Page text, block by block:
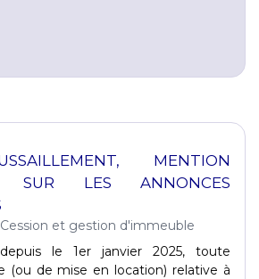
MENTION
SUR LES ANNONCES
Cession et gestion d'immeuble
le 1er janvier 2025, toute
(ou de mise en location) relative à